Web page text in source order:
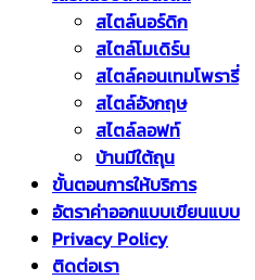
สไตล์นอร์ดิก
สไตล์โมเดิร์น
สไตล์คอนเทมโพรารี่
สไตล์อังกฤษ
สไตล์ลอฟท์
บ้านมีใต้ถุน
ขั้นตอนการให้บริการ
อัตราค่าออกแบบเขียนแบบ
Privacy Policy
ติดต่อเรา